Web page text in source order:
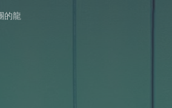
的龍